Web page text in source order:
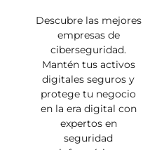
Descubre las mejores
empresas de
ciberseguridad.
Mantén tus activos
digitales seguros y
protege tu negocio
en la era digital con
expertos en
seguridad